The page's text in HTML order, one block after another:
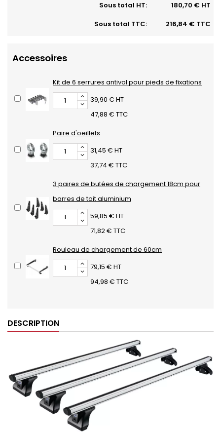
Sous total HT:
180,70 € HT
Sous total TTC:
216,84 € TTC
Accessoires
Kit de 6 serrures antivol pour pieds de fixations
39,90 € HT
47,88 € TTC
Paire d'oeillets
31,45 € HT
37,74 € TTC
3 paires de butées de chargement 18cm pour
barres de toit aluminium
59,85 € HT
71,82 € TTC
Rouleau de chargement de 60cm
79,15 € HT
94,98 € TTC
DESCRIPTION